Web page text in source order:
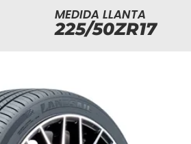
MEDIDA LLANTA
225/50ZR17